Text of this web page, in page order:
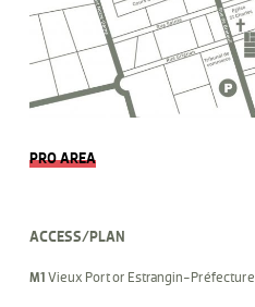
PRO AREA
ACCESS/PLAN
M1 Vieux Port or Estrangin-Préfecture